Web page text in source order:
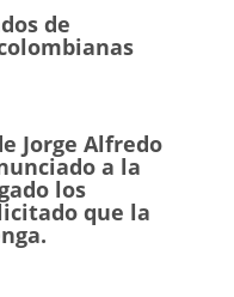
de
Jorge Alfredo
a la
los
que la